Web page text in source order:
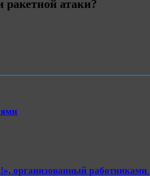
ракетной атаки?
организованный работниками